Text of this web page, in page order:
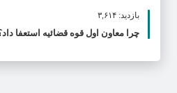
بازدید: ۳,۶۱۴
چرا معاون اول قوه قضائیه استعفا